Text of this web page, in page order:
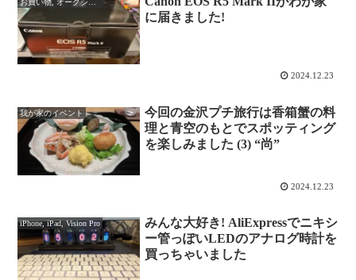
に届きました!
2024.12.23
我が家のイベント
今回の金沢プチ旅行は香箱蟹の料
理と青空のもとでスポッティング
を楽しみました (3) “尚”
2024.12.23
iPhone, iPad, Vision Pro
みんな大好き! AliExpressでニキシ
ー管っぽいLEDのアナログ時計を
買っちゃいました